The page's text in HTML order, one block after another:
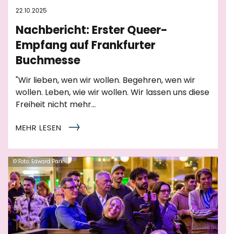
22.10.2025
Nachbericht: Erster Queer-
Empfang auf Frankfurter
Buchmesse
"Wir lieben, wen wir wollen. Begehren, wen wir
wollen. Leben, wie wir wollen. Wir lassen uns diese
Freiheit nicht mehr…
MEHR LESEN
© Foto: Edward Park